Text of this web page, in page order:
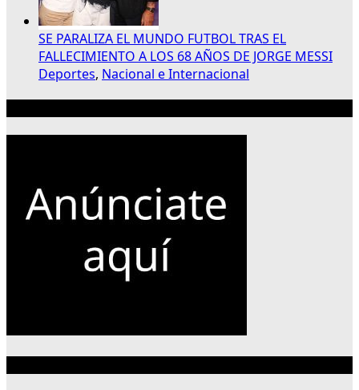
SE PARALIZA EL MUNDO FUTBOL TRAS EL
FALLECIMIENTO A LOS 68 AÑOS DE JORGE MESSI
Deportes, Nacional e Internacional